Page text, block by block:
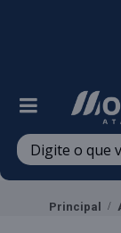
Principal